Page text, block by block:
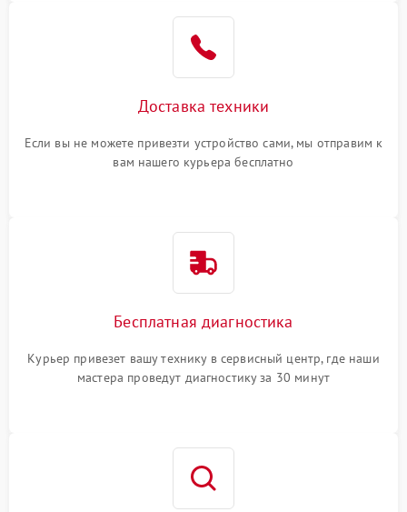
Доставка техники
Если вы не можете привезти устройство сами, мы отправим к
вам нашего курьера бесплатно
Бесплатная диагностика
Курьер привезет вашу технику в сервисный центр, где наши
мастера проведут диагностику за 30 минут